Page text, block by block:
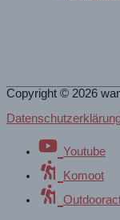
Copyright © 2026
Youtube
Komoot